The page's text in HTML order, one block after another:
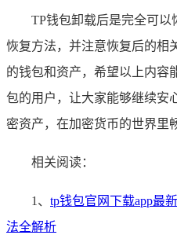
TP钱包卸载后是完全可
恢复方法，并注意恢复后的相
的钱包和资产，希望以上内容
包的用户，让大家能够继续安
密资产，在加密货币的世界里
相关阅读：
1、 tp钱包官网下载app最
法全解析